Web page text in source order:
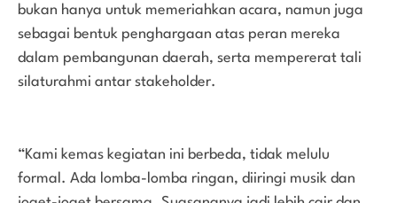
bukan hanya untuk memeriahkan acara, namun juga
sebagai bentuk penghargaan atas peran mereka
dalam pembangunan daerah, serta mempererat tali
silaturahmi antar stakeholder.
“Kami kemas kegiatan ini berbeda, tidak melulu
formal. Ada lomba-lomba ringan, diiringi musik dan